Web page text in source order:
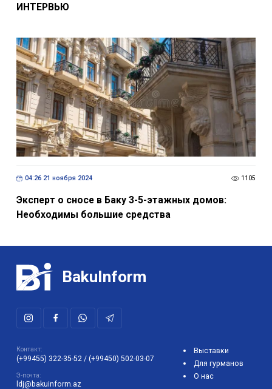
ИНТЕРВЬЮ
04:26 21 ноября 2024 1105
Эксперт о сносе в Баку 3-5-этажных домов:
Необходимы большие средства
BakuInform
Контакт:
(+99455) 322-35-52 / (+99450) 502-03-07
Э-почта:
ldj@bakuinform.az
Выставки
Для гурманов
О нас